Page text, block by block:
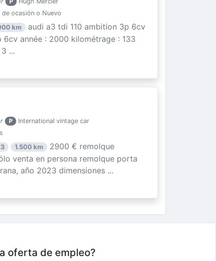
de ocasión o Nuevo
km
audi a3 tdi 110 ambition 3p 6cv
année : 2000 kilométrage : 133
...
P International vintage car
1.500 km
2900 € remolque
venta en persona remolque porta
año 2023 dimensiones ...
oferta de empleo?